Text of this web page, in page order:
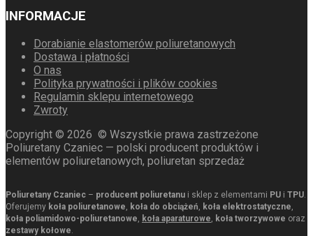
INFORMACJE
Dorabianie elastomerów poliuretanowych
Dostawa i płatności
O nas
Polityka prywatności i plików cookies
Regulamin sklepu internetowego
Zwroty
Copyright © 2026 © Wszystkie prawa zastrzeżone
Poliuretany Czaniec — polski producent produktów i
elementów poliuretanowych, poliuretan sprzedaż
Poliuretany Czaniec – producent poliuretanu i sklep z elementami PU i TPU
Oferujemy koła poliuretanowe koła do obciążeń koła elektrostatyczne
koła poliamidowo-poliuretanowe
koła aparaturowe koła tworzywowe oraz
zestawy kołowe